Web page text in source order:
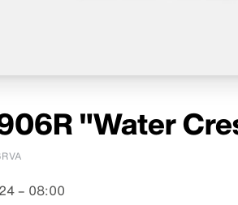
"Water
– 08:00